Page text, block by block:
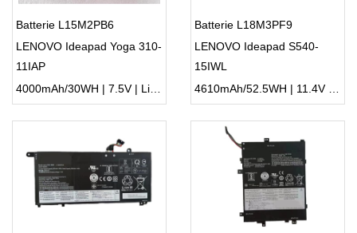
Batterie L15M2PB6
LENOVO Ideapad Yoga 310-
11IAP
4000mAh/30WH | 7.5V | Li-ion ...
Batterie L18M3PF9
LENOVO Ideapad S540-
15IWL
4610mAh/52.5WH | 11.4V | Li-ion ...